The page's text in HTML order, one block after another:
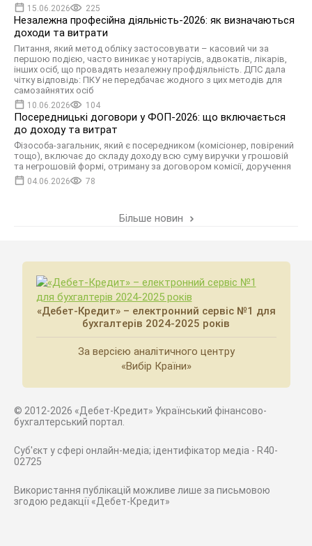
15.06.2026 225
Незалежна професійна діяльність-2026: як визначаються
доходи та витрати
Питання, який метод обліку застосовувати – касовий чи за
першою подією, часто виникає у нотаріусів, адвокатів, лікарів,
інших осіб, що провадять незалежну профдіяльність. ДПС дала
чітку відповідь: ПКУ не передбачає жодного з цих методів для
самозайнятих осіб
10.06.2026 104
Посередницькі договори у ФОП-2026: що включається
до доходу та витрат
Фізособа-загальник, який є посередником (комісіонер, повірений
тощо), включає до складу доходу всю суму виручки у грошовій
та негрошовій формі, отриману за договором комісії, доручення
04.06.2026 78
Більше новин
«Дебет-Кредит» – електронний сервіс №1 для
бухгалтерів 2024-2025 років
За версією аналітичного центру
«Вибір Країни»
© 2012-2026 «Дебет-Кредит» Український фінансово-
бухгалтерський портал.
Суб'єкт у сфері онлайн-медіа; ідентифікатор медіа - R40-
02725
Використання публікацій можливе лише за письмовою
згодою редакції «Дебет-Кредит»